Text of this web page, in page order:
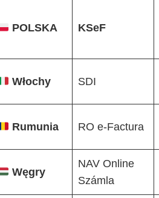
POLSKA KSeF
Włochy SDI
Rumunia RO e-Factura
Węgry
NAV Online
Számla